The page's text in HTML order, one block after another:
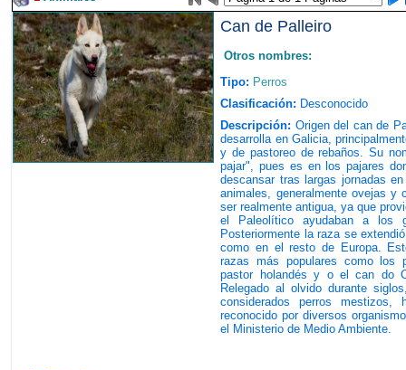
Can de Palleiro
Otros nombres:
Tipo: Perros
Clasificación: Desconocido
Descripción: Origen del can de
desarrolla en Galicia,
y de pastoreo de rebaños. Su
pajar", pues es en los pajares
descansar tras largas jornadas
animales, generalmente ovejas y
ser realmente antigua, ya que
el Paleolítico ayudaban a los
Posteriormente la raza se
como en el resto de Europa.
razas más populares como los
pastor holandés y o el can do
Relegado al olvido durante
considerados perros
reconocido por diversos
el Ministerio de Medio Ambiente.